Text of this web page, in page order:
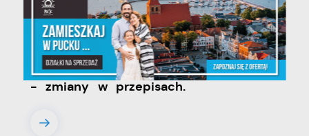
06 - 08 - 2026
Ustawa dotycząca ochrony zwięrząt
w zakresie utrzymania psów i kotów
- zmiany w przepisach.